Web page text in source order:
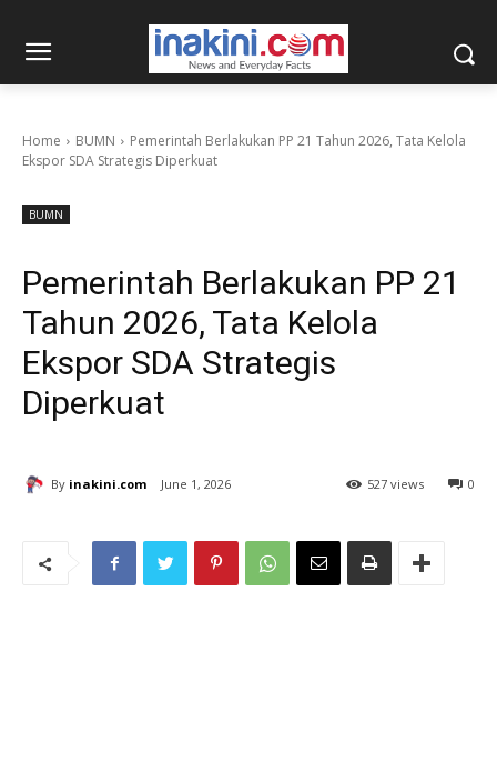
Home BUMN
Pemerintah Berlakukan PP 21 Tahun 2026, Tata Kelola
Ekspor SDA Strategis Diperkuat
BUMN
Pemerintah Berlakukan PP 21
Tahun 2026, Tata Kelola
Ekspor SDA Strategis
Diperkuat
By inakini.com June 1, 2026 0
527 views